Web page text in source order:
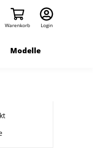
Warenkorb Login
Modelle